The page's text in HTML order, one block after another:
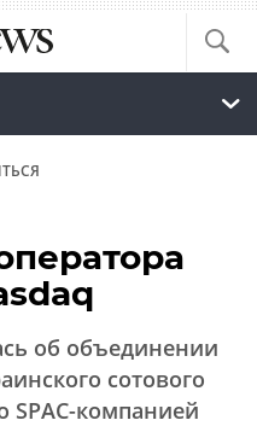
об объединении
сотового
SPAC-компанией